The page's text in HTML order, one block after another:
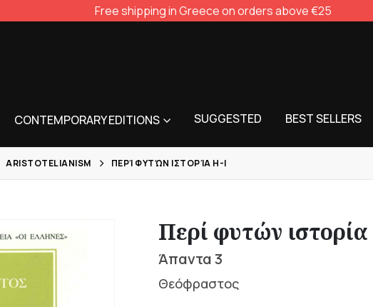
Free shipping in Greece on orders above €25
CONTEMPORARY EDITIONS SUGGESTED BEST SELLERS
ARISTOTELIANISM ΠΕΡΊ ΦΥΤΏΝ ΙΣΤΟΡΊΑ Η-Ι
Περί φυτών
Άπαντα 3
Θεόφραστος